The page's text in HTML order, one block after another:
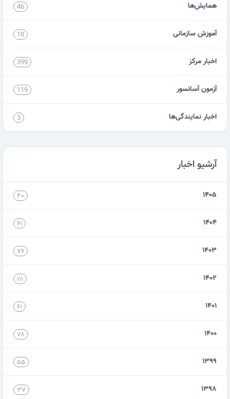
همایش‌ها 46
آموزش سازمانی 18
اخبار مرکز 399
آزمون آسانسور 119
اخبار نمایندگی‌ها 3
آرشیو اخبار
۱۴۰۵ ۴۰
۱۴۰۴ ۶۱
۱۴۰۳ ۷۶
۱۴۰۲ ۱۱۱
۱۴۰۱ ۶۱
۱۴۰۰ ۷۸
۱۳۹۹ ۵۵
۱۳۹۸ ۳۷